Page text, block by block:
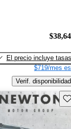
El precio incluye tasas
$719/mes
Verif. disponibilidad